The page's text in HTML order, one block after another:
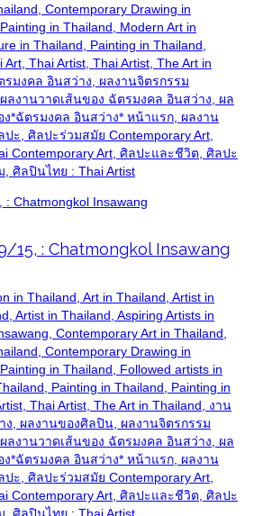
Contemporary Drawing in
in Thailand, Modern Art in
in Thailand, Painting in Thailand,
Thai Artist, Thai Artist, The Art in
รมงคล อินสว่าง, ผลงานจิตรกรรม
ลงานวาดเส้นของ ฉัตรมงคล อินสว่าง, ผล
*ฉัตรมงคล อินสว่าง* หน้าแรก, ผลงาน
ะ, ศิลปะร่วมสมัย Contemporary Art,
Contemporary Art, ศิลปะและชีวิต, ศิลปะ
ศิลปินไทย : Thai Artist
15, : Chatmongkol Insawang
in Thailand, Art in Thailand, Artist in
Artist in Thailand, Aspiring Artists in
Contemporary Art in Thailand,
Contemporary Drawing in
in Thailand, Followed artists in
Painting in Thailand, Painting in
Thai Artist, The Art in Thailand, งาน
, ผลงานของศิลปิน, ผลงานจิตรกรรม
ลงานวาดเส้นของ ฉัตรมงคล อินสว่าง, ผล
*ฉัตรมงคล อินสว่าง* หน้าแรก, ผลงาน
ะ, ศิลปะร่วมสมัย Contemporary Art,
Contemporary Art, ศิลปะและชีวิต, ศิลปะ
ศิลปินไทย : Thai Artist